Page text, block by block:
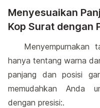
Menyesuaikan
Kop Surat dengan
Menyempurnakan
hanya tentang warna
panjang dan posisi
memudahkan Anda
dengan presisi:.